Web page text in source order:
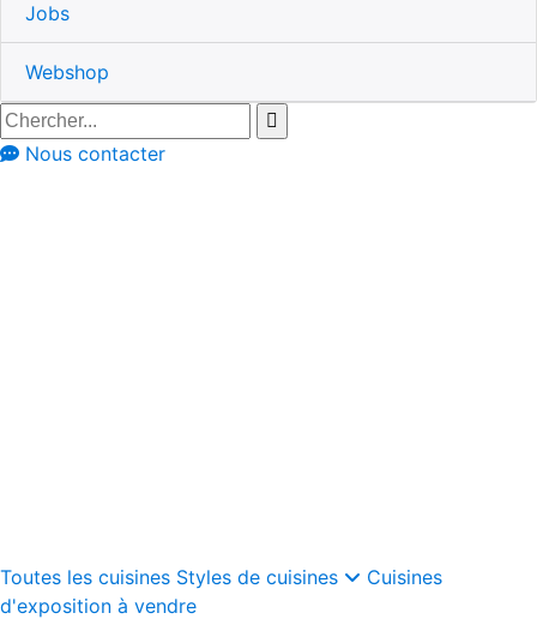
Jobs
Webshop
Nous contacter
Toutes les cuisines Styles de cuisines
Cuisines
d'exposition à vendre